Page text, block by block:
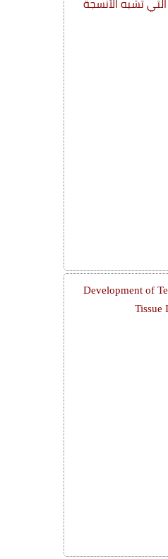
تشبه الأنسجة
Development of
Tissue